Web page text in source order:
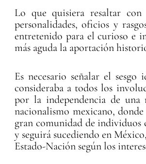
Lo que quisiera resaltar con
personalidades, oficios y
entretenido para el curioso e
más aguda la aportación
Es necesario señalar el
consideraba a todos los
por la independencia de
nacionalismo mexicano,
gran comunidad de individuos
y seguirá sucediendo en
Estado-Nación según los